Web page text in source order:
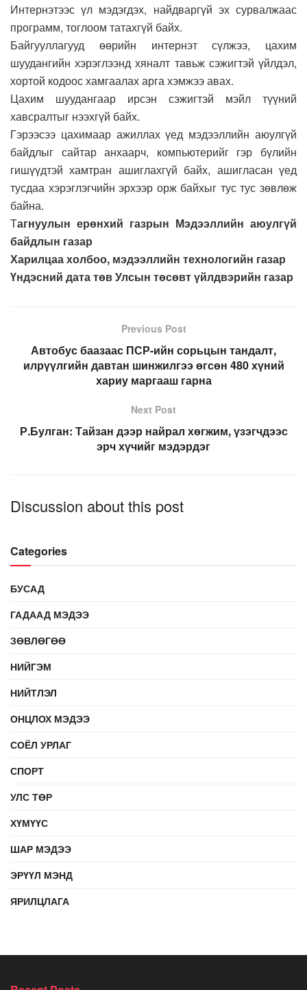
Интернэтээс үл мэдэгдэх, найдваргүй эх сурвалжаас
программ, тоглоом татахгүй байх.
Байгууллагууд өөрийн интернэт сүлжээ, цахим
шуудангийн хэрэглээнд хяналт тавьж сэжигтэй үйлдэл,
хортой кодоос хамгаалах арга хэмжээ авах.
Цахим шуудангаар ирсэн сэжигтэй мэйл түүний
хавсралтыг нээхгүй байх.
Гэрээсээ цахимаар ажиллах үед мэдээллийн аюулгүй
байдлыг сайтар анхаарч, компьютерийг гэр бүлийн
гишүүдтэй хамтран ашиглахгүй байх, ашигласан үед
тусдаа хэрэглэгчийн эрхээр орж байхыг тус тус зөвлөж
байна.
Тагнуулын ерөнхий газрын Мэдээллийн аюулгүй
байдлын газар
Харилцаа холбоо, мэдээллийн технологийн газар
Үндэсний дата төв Улсын төсөвт үйлдвэрийн газар
Previous Post
Автобус баазаас ПСР-ийн сорьцын тандалт,
илрүүлгийн давтан шинжилгээ өгсөн 480 хүний
хариу маргааш гарна
Next Post
Р.Булган: Тайзан дээр найрал хөгжим, үзэгчдээс
эрч хүчийг мэдэрдэг
Discussion about this post
Categories
БУСАД
ГАДААД МЭДЭЭ
ЗӨВЛӨГӨӨ
НИЙГЭМ
НИЙТЛЭЛ
ОНЦЛОХ МЭДЭЭ
СОЁЛ УРЛАГ
СПОРТ
УЛС ТӨР
ХҮМҮҮС
ШАР МЭДЭЭ
ЭРҮҮЛ МЭНД
ЯРИЛЦЛАГА